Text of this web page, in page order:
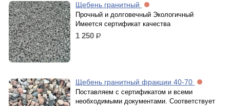
Щебень гранитный
Прочный и долговечный Экологичный
Имеется сертификат качества
1 250 р.
Щебень гранитный фракции 40-70
Поставляем с сертификатом и всеми
необходимыми документами. Соответствует